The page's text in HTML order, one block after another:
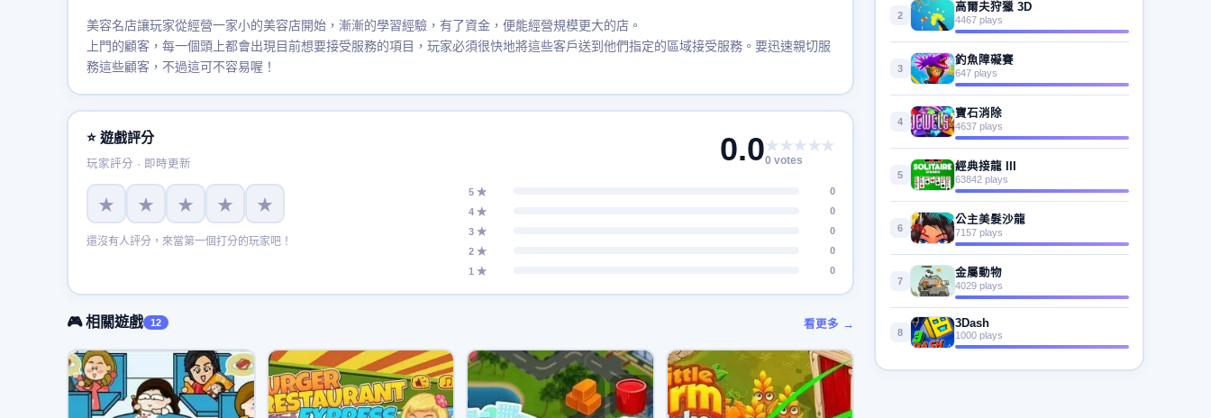
美容名店讓玩家從經營一家小的美容店開始，漸漸的學習經驗，有了資金，便能經營規模更大的店。
上門的顧客，每一個頭上都會出現目前想要接受服務的項目，玩家必須很快地將這些客戶送到他們指定的區域接受服務。要迅速親切服
務這些顧客，不過這可不容易喔！
⭐ 遊戲評分
玩家評分 · 即時更新 0.0★★★★★
0 votes
★ ★ ★ ★ ★
還沒有人評分，來當第一個打分的玩家吧！
5 ★
0
4 ★
0
3 ★
0
2 ★
0
1 ★
0
🎮 相關遊戲 12 看更多 →
2
高爾夫狩獵 3D
4467 plays
3
釣魚障礙賽
647 plays
4
寶石消除
4637 plays
5
經典接龍 III
63842 plays
6
公主美髮沙龍
7157 plays
7
金屬動物
4029 plays
8
3Dash
1000 plays